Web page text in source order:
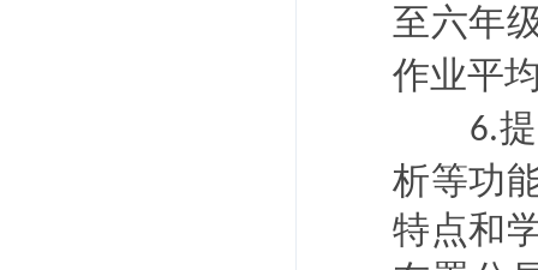
至六年
作业平
6.
析等功
特点和